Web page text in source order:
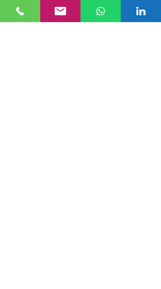
laten uitvoeren? Neem contact op
via info@prijority.nl of bel +316 4884